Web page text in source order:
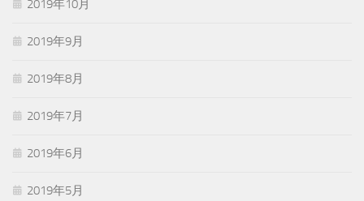
2019年10月
2019年9月
2019年8月
2019年7月
2019年6月
2019年5月